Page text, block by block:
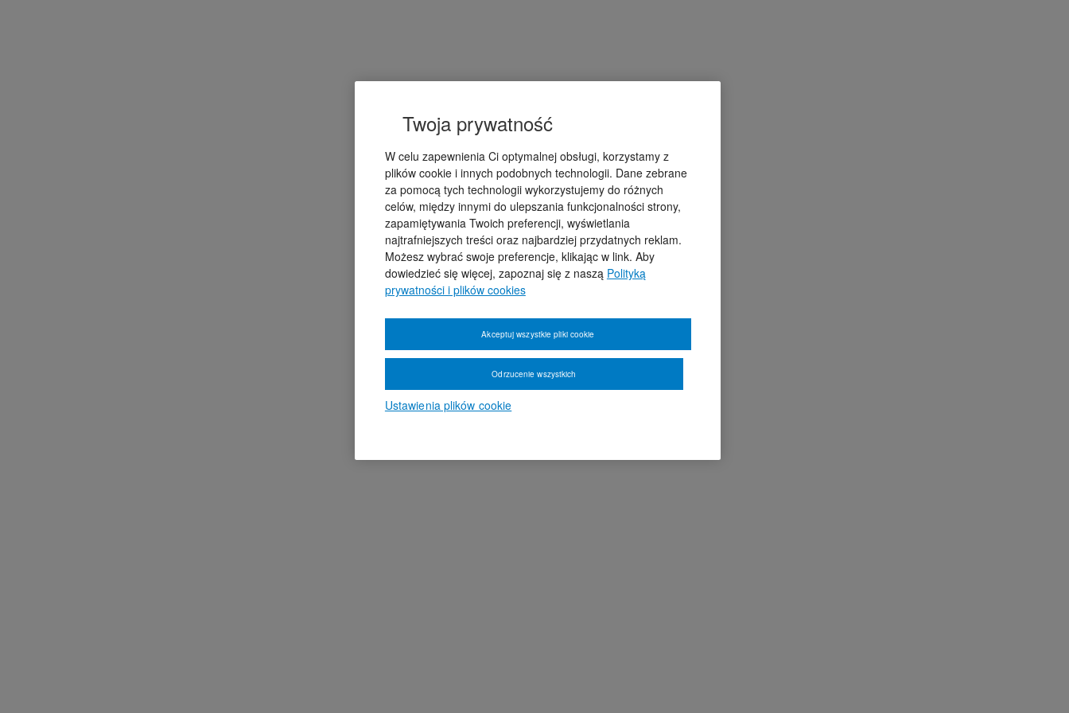
Twoja prywatność
W celu zapewnienia Ci optymalnej obsługi, korzystamy z
plików cookie i innych podobnych technologii. Dane zebrane
za pomocą tych technologii wykorzystujemy do różnych
celów, między innymi do ulepszania funkcjonalności strony,
zapamiętywania Twoich preferencji, wyświetlania
najtrafniejszych treści oraz najbardziej przydatnych reklam.
Możesz wybrać swoje preferencje, klikając w link. Aby
dowiedzieć się więcej, zapoznaj się z naszą Polityką
prywatności i plików cookies
Ustawienia plików cookie
Odrzucenie wszystkich
Akceptuj wszystkie pliki cookie